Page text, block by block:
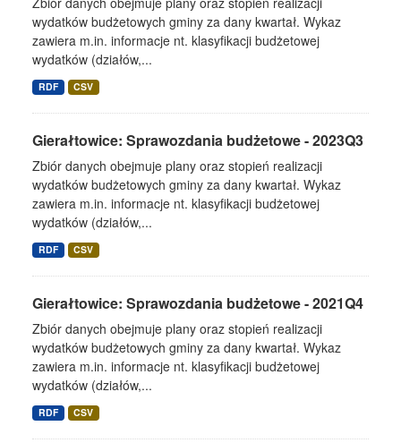
wydatków budżetowych gminy za dany kwartał. Wykaz
zawiera m.in. informacje nt. klasyfikacji budżetowej
wydatków (działów,...
RDF CSV
Gierałtowice: Sprawozdania budżetowe - 2023Q3
Zbiór danych obejmuje plany oraz stopień realizacji
wydatków budżetowych gminy za dany kwartał. Wykaz
zawiera m.in. informacje nt. klasyfikacji budżetowej
wydatków (działów,...
RDF CSV
Gierałtowice: Sprawozdania budżetowe - 2021Q4
Zbiór danych obejmuje plany oraz stopień realizacji
wydatków budżetowych gminy za dany kwartał. Wykaz
zawiera m.in. informacje nt. klasyfikacji budżetowej
wydatków (działów,...
RDF CSV